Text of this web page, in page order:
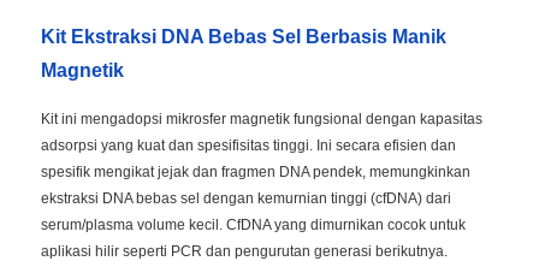
Kit Ekstraksi DNA Bebas Sel Berbasis Manik
Magnetik
Kit ini mengadopsi mikrosfer magnetik fungsional dengan kapasitas
adsorpsi yang kuat dan spesifisitas tinggi. Ini secara efisien dan
spesifik mengikat jejak dan fragmen DNA pendek, memungkinkan
ekstraksi DNA bebas sel dengan kemurnian tinggi (cfDNA) dari
serum/plasma volume kecil. CfDNA yang dimurnikan cocok untuk
aplikasi hilir seperti PCR dan pengurutan generasi berikutnya.